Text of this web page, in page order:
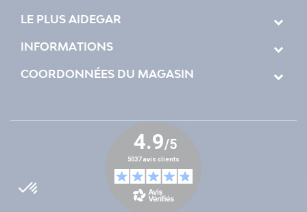
LE PLUS AIDEGAR
INFORMATIONS
COORDONNÉES DU MAGASIN